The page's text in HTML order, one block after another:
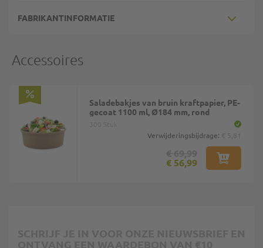
FABRIKANTINFORMATIE
Accessoires
Saladebakjes van bruin kraftpapier, PE-
gecoat 1100 ml, Ø184 mm, rond
Verwijderingsbijdrage:
€ 56,99